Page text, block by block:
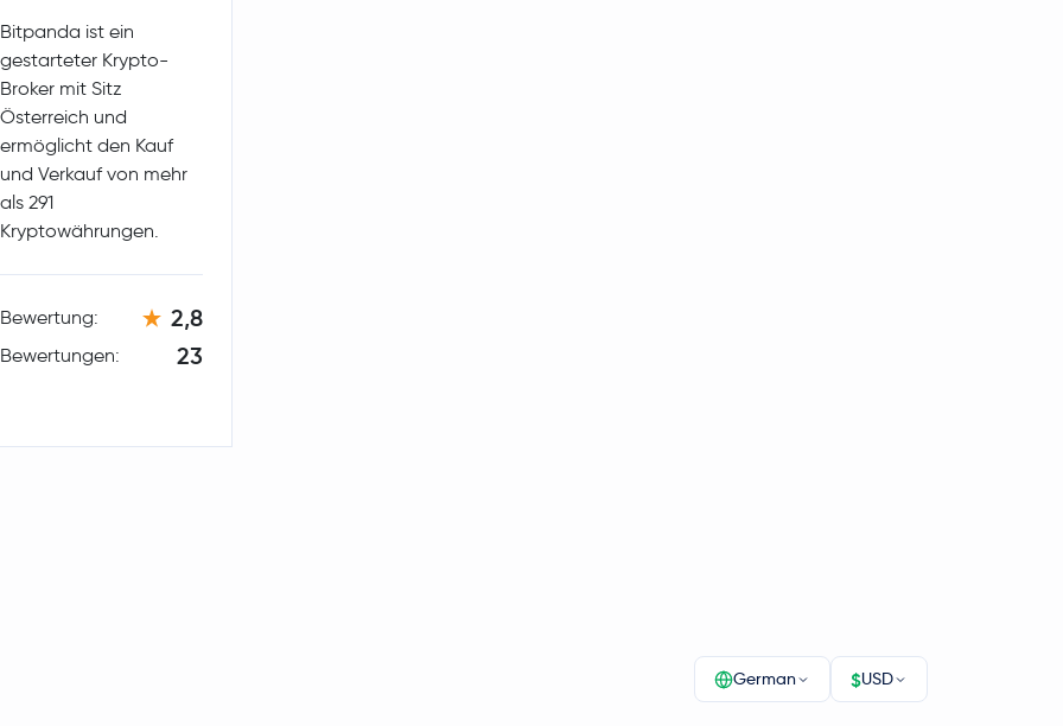
Bitpanda ist ein
gestarteter Krypto-
Broker mit Sitz
Österreich und
ermöglicht den Kauf
und Verkauf von mehr
als 291
Kryptowährungen.
Bewertung: 2,8
Bewertungen: 23
German $USD